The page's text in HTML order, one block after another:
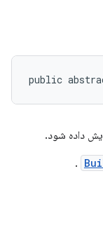
public
داده شود.
.